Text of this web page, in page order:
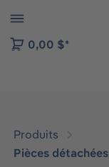
to B2B
0,00 $*
Produits
Pièces